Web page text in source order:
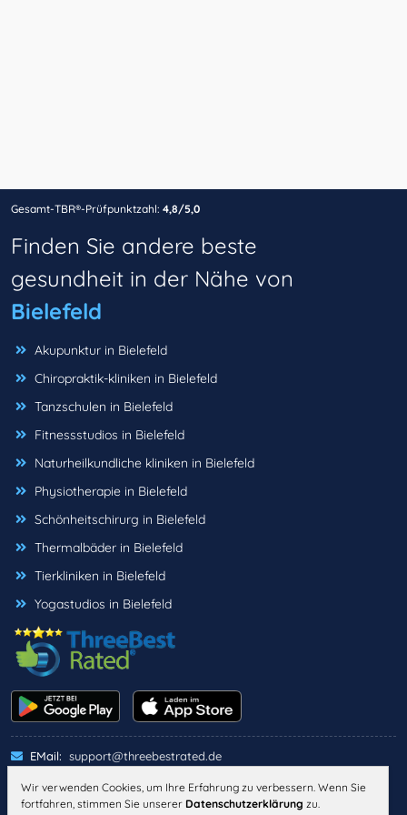
Gesamt-TBR®-Prüfpunktzahl: 4,8/5,0
Finden Sie andere beste
gesundheit in der Nähe von
Bielefeld
Akupunktur in Bielefeld
Chiropraktik-kliniken in Bielefeld
Tanzschulen in Bielefeld
Fitnessstudios in Bielefeld
Naturheilkundliche kliniken in Bielefeld
Physiotherapie in Bielefeld
Schönheitschirurg in Bielefeld
Thermalbäder in Bielefeld
Tierkliniken in Bielefeld
Yogastudios in Bielefeld
EMail: support@threebestrated.de
IMPRESSUM DATENSCHUTZ
Wir verwenden Cookies, um Ihre Erfahrung zu verbessern. Wenn Sie
fortfahren, stimmen Sie unserer Datenschutzerklärung zu.